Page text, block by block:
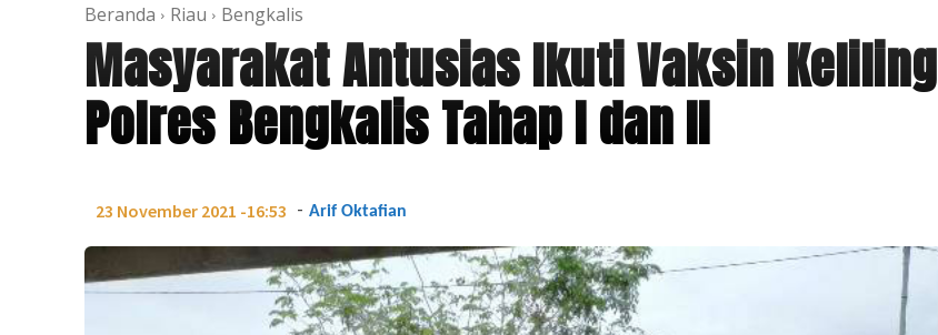
Beranda Riau Bengkalis
Masyarakat Antusias Ikuti Vaksin Keliling
Polres Bengkalis Tahap I dan II
23 November 2021 -16:53 - Arif Oktafian